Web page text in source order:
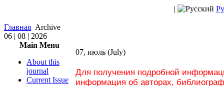
|
Главная Archive
06 | 08 | 2026
Main Menu
About this
journal
Current Issue
07, июль (July)
Для получения подробной
информация об авторах,